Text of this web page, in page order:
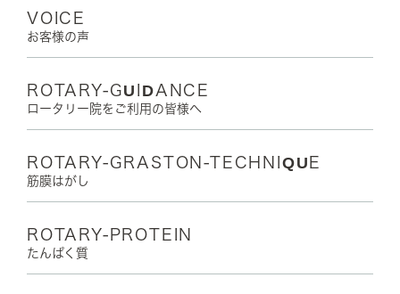
VOICE
お客様の声
ROTARY-GUIDANCE
ロータリー院をご利用の皆様へ
ROTARY-GRASTON-TECHNIQUE
筋膜はがし
ROTARY-PROTEIN
たんぱく質